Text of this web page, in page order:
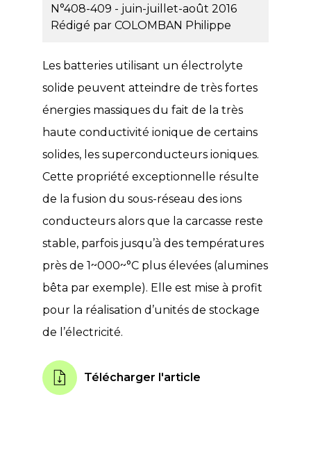
N°408-409 - juin-juillet-août 2016
Rédigé par COLOMBAN Philippe
Les batteries utilisant un électrolyte
solide peuvent atteindre de très fortes
énergies massiques du fait de la très
haute conductivité ionique de certains
solides, les superconducteurs ioniques.
Cette propriété exceptionnelle résulte
de la fusion du sous-réseau des ions
conducteurs alors que la carcasse reste
stable, parfois jusqu’à des températures
près de 1~000~°C plus élevées (alumines
bêta par exemple). Elle est mise à profit
pour la réalisation d’unités de stockage
de l’électricité.
Télécharger l'article